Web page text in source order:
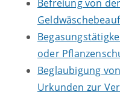
Befreiung von
oder
Beglaubigung
Urkunden zur